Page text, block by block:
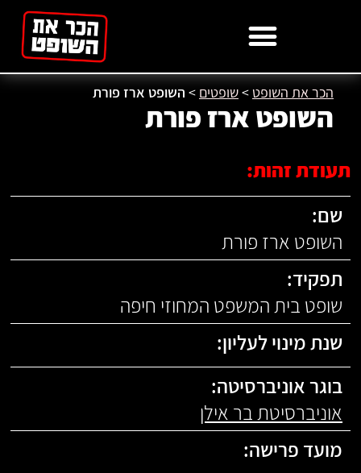
הכר את השופט >שופטים > השופט ארז פורת
השופט ארז פורת
תעודת זהות:
שם:
השופט ארז פורת
תפקיד:
שופט בית המשפט המחוזי חיפה
שנת מינוי לעליון:
בוגר אוניברסיטה:
אוניברסיטת בר אילן
מועד פרישה: